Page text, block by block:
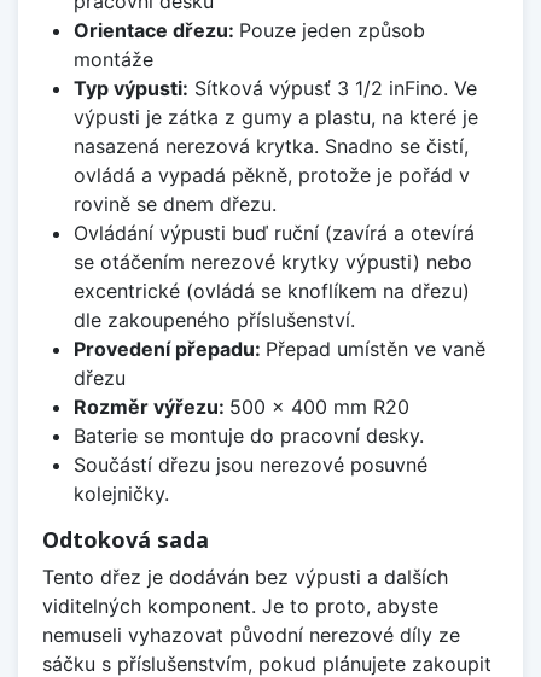
Orientace dřezu: Pouze jeden způsob
montáže
Typ výpusti: Sítková výpusť 3 1/2 inFino. Ve
výpusti je zátka z gumy a plastu, na které je
nasazená nerezová krytka. Snadno se čistí,
ovládá a vypadá pěkně, protože je pořád v
rovině se dnem dřezu.
Ovládání výpusti buď ruční (zavírá a otevírá
se otáčením nerezové krytky výpusti) nebo
excentrické (ovládá se knoflíkem na dřezu)
dle zakoupeného příslušenství.
Provedení přepadu: Přepad umístěn ve vaně
dřezu
Rozměr výřezu: 500 x 400 mm R20
Baterie se montuje do pracovní desky.
Součástí dřezu jsou nerezové posuvné
kolejničky.
Odtoková sada
Tento dřez je dodáván bez výpusti a dalších
viditelných komponent. Je to proto, abyste
nemuseli vyhazovat původní nerezové díly ze
sáčku s příslušenstvím, pokud plánujete zakoupit